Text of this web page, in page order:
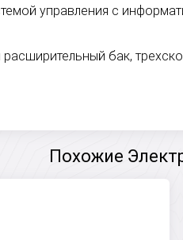
управления с
бак,
Похожие